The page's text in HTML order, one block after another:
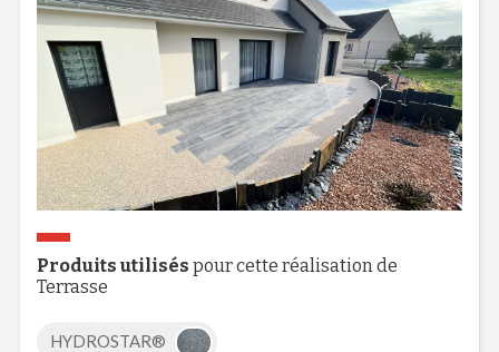
Produits utilisés pour cette réalisation de
Terrasse
HYDROSTAR®